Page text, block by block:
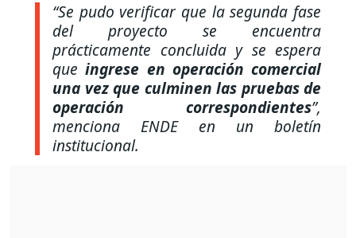
“Se pudo verificar que la segunda fase
del proyecto se encuentra
prácticamente concluida y se espera
que ingrese en operación comercial
una vez que culminen las pruebas de
operación correspondientes”,
menciona ENDE en un boletín
institucional.